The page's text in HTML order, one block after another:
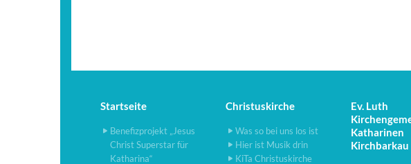
Startseite
Benefizprojekt „Jesus
Christ Superstar für
Katharina“
Christuskirche
Was so bei uns los ist
Hier ist Musik drin
KiTa Christuskirche
Ev. Luth
Katharinen
Kirchbarkau